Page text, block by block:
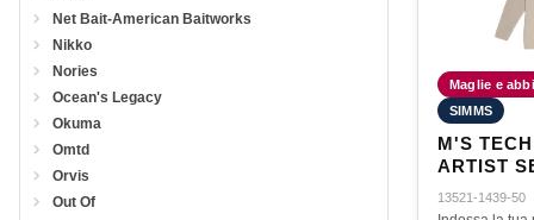
Net Bait-American Baitworks
Nikko
Nories
Ocean's Legacy
Okuma
Omtd
Orvis
Out Of
Maglie e
SIMMS
M'S
ARTIST
GRAY
13521-1439-50